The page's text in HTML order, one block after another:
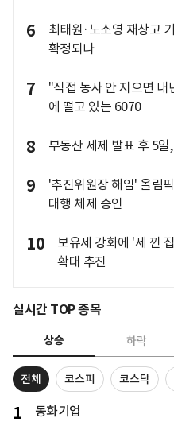
6
최태원·노소영 재상고
확정되나
7
"직접 농사 안 지으면
에 떨고 있는 6070
8 부동산 세제 발표 후 5
9
'추진위원장 해임' 올림
대행 체제 승인
10
보유세 강화에 '세 낀
확대 추진
실시간 TOP 종목
상승 하락
전체 코스피 코스닥
1 동화기업